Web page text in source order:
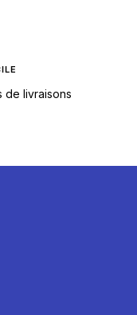
de livraisons